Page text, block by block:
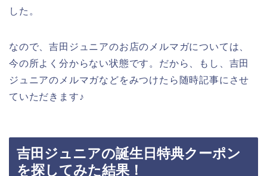
した。
なので、吉田ジュニアのお店のメルマガについては、
今の所よく分からない状態です。だから、もし、吉田
ジュニアのメルマガなどをみつけたら随時記事にさせ
ていただきます♪
吉田ジュニアの誕生日特典クーポン
を探してみた結果！